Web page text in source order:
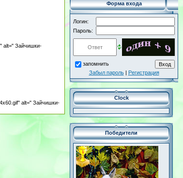
alt=" Зайчишки-
alt=" Зайчишки-
Форма входа
Логин:
Пароль:
запомнить
Забыл пароль| Регистрация
Clock
Победители